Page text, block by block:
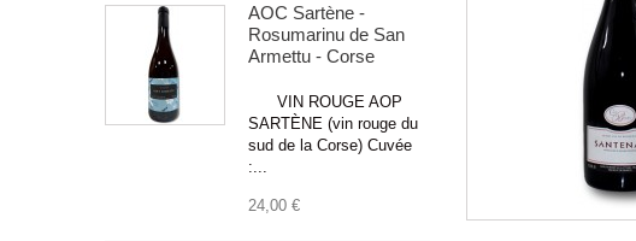
AOC Sartène -
Rosumarinu de San
Armettu - Corse
VIN ROUGE AOP
SARTÈNE (vin rouge du
sud de la Corse) Cuvée
:...
24,00 €